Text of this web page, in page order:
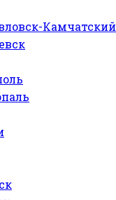
Камчатский